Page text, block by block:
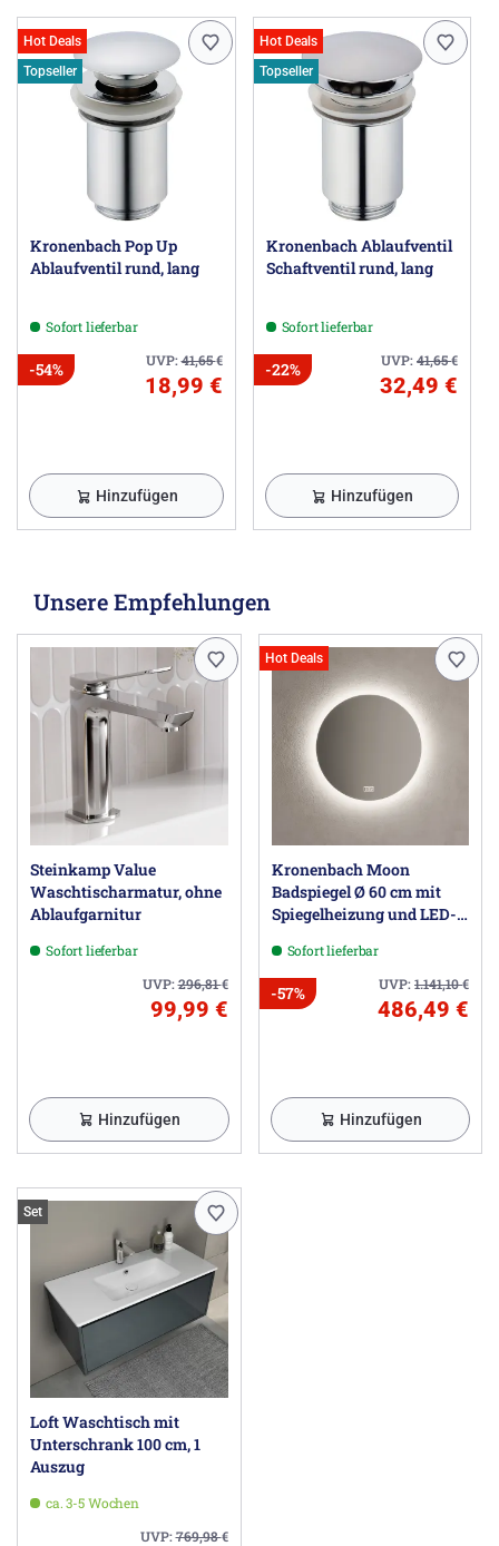
Hot Deals
Topseller
Kronenbach Pop Up
Ablaufventil rund, lang
Sofort lieferbar
UVP:41,65€
-54%
18,99 €
Hinzufügen
Hot Deals
Topseller
Kronenbach Ablaufventil
Schaftventil rund, lang
Sofort lieferbar
UVP:41,65€
-22%
32,49 €
Hinzufügen
Unsere Empfehlungen
Steinkamp Value
Waschtischarmatur, ohne
Ablaufgarnitur
Sofort lieferbar
UVP:296,81€
99,99 €
Hinzufügen
Hot Deals
Kronenbach Moon
Badspiegel Ø 60 cm mit
Spiegelheizung und LED-
Sofort lieferbar
UVP:1.141,10€
-57%
486,49 €
Hinzufügen
Set
Loft Waschtisch mit
Unterschrank 100 cm, 1
Auszug
ca. 3-5 Wochen
UVP:769,98€